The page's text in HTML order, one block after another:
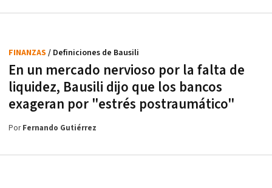
En un mercado nervioso por la falta de
liquidez, Bausili dijo que los bancos
exageran por "estrés postraumático"
FINANZAS / Definiciones de Bausili
PorFernando Gutiérrez